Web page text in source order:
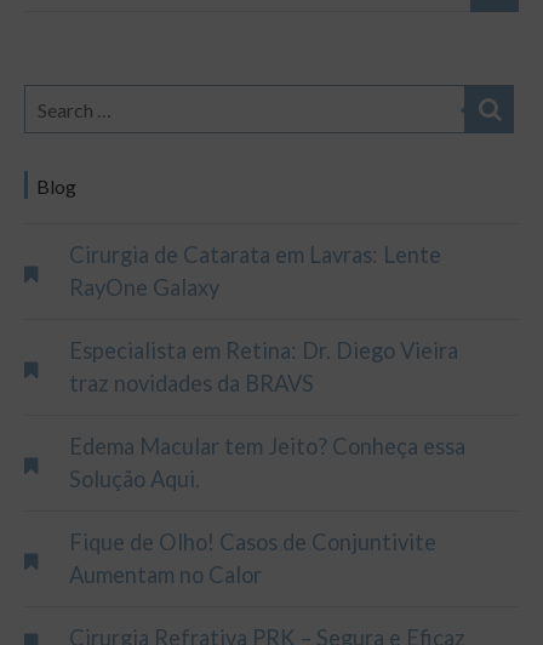
Blog
Cirurgia de Catarata em Lavras: Lente
RayOne Galaxy
Especialista em Retina: Dr. Diego Vieira
traz novidades da BRAVS
Edema Macular tem Jeito? Conheça essa
Solução Aqui.
Fique de Olho! Casos de Conjuntivite
Aumentam no Calor
Cirurgia Refrativa PRK – Segura e Eficaz